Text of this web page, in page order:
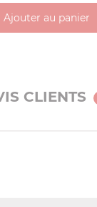
Ajouter au panier
CLIENTS